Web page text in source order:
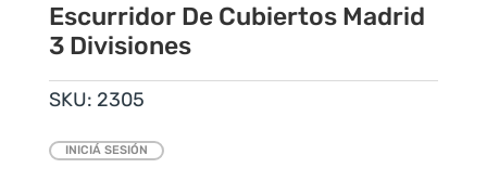
Escurridor De Cubiertos Madrid
3 Divisiones
SKU: 2305
INICIÁ SESIÓN